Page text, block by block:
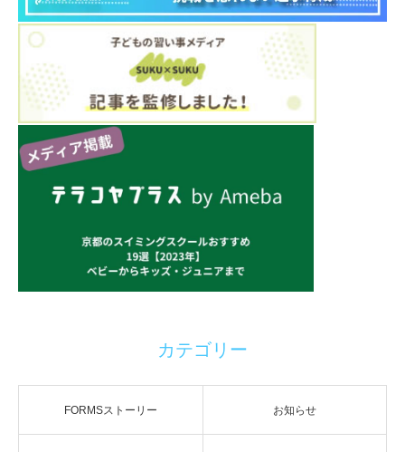
カテゴリー
FORMSストーリー お知らせ